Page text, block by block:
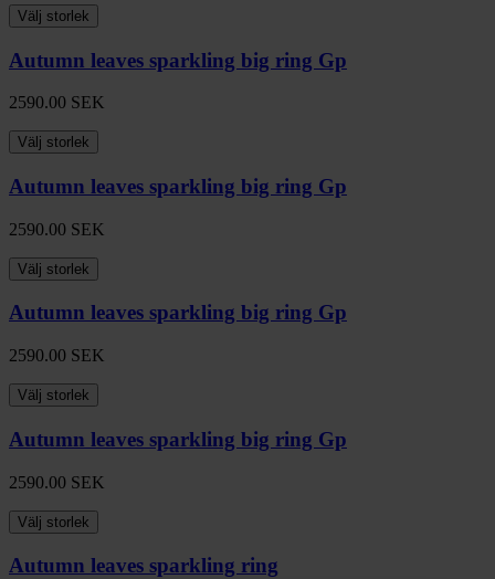
Välj storlek
Autumn leaves sparkling big ring Gp
2590.00 SEK
Välj storlek
Autumn leaves sparkling big ring Gp
2590.00 SEK
Välj storlek
Autumn leaves sparkling big ring Gp
2590.00 SEK
Välj storlek
Autumn leaves sparkling big ring Gp
2590.00 SEK
Välj storlek
Autumn leaves sparkling ring